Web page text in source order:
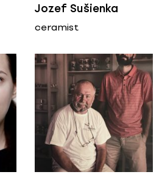
Jozef Sušienka
ceramist